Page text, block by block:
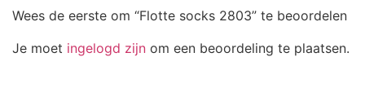
Wees de eerste om “Flotte socks 2803” te beoordelen
Je moet ingelogd zijn om een beoordeling te plaatsen.